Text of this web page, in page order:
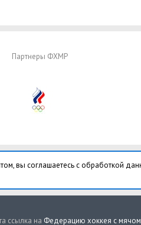
Партнеры ФХМР
вы соглашаетесь с обработкой
ссылка на Федерацию хоккея с мячом